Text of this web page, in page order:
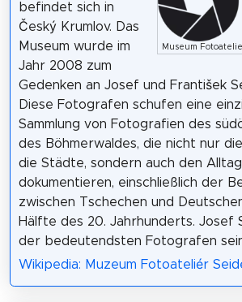
Museum
befindet sich in
Český Krumlov. Das
Museum wurde im
Jahr 2008 zum
Gedenken an Josef und František
Diese Fotografen schufen eine
Sammlung von Fotografien des
des Böhmerwaldes, die nicht nur
die Städte, sondern auch den
dokumentieren, einschließlich der
zwischen Tschechen und
Hälfte des 20. Jahrhunderts. Josef
der bedeutendsten Fotografen
Wikipedia: Muzeum Fotoateliér